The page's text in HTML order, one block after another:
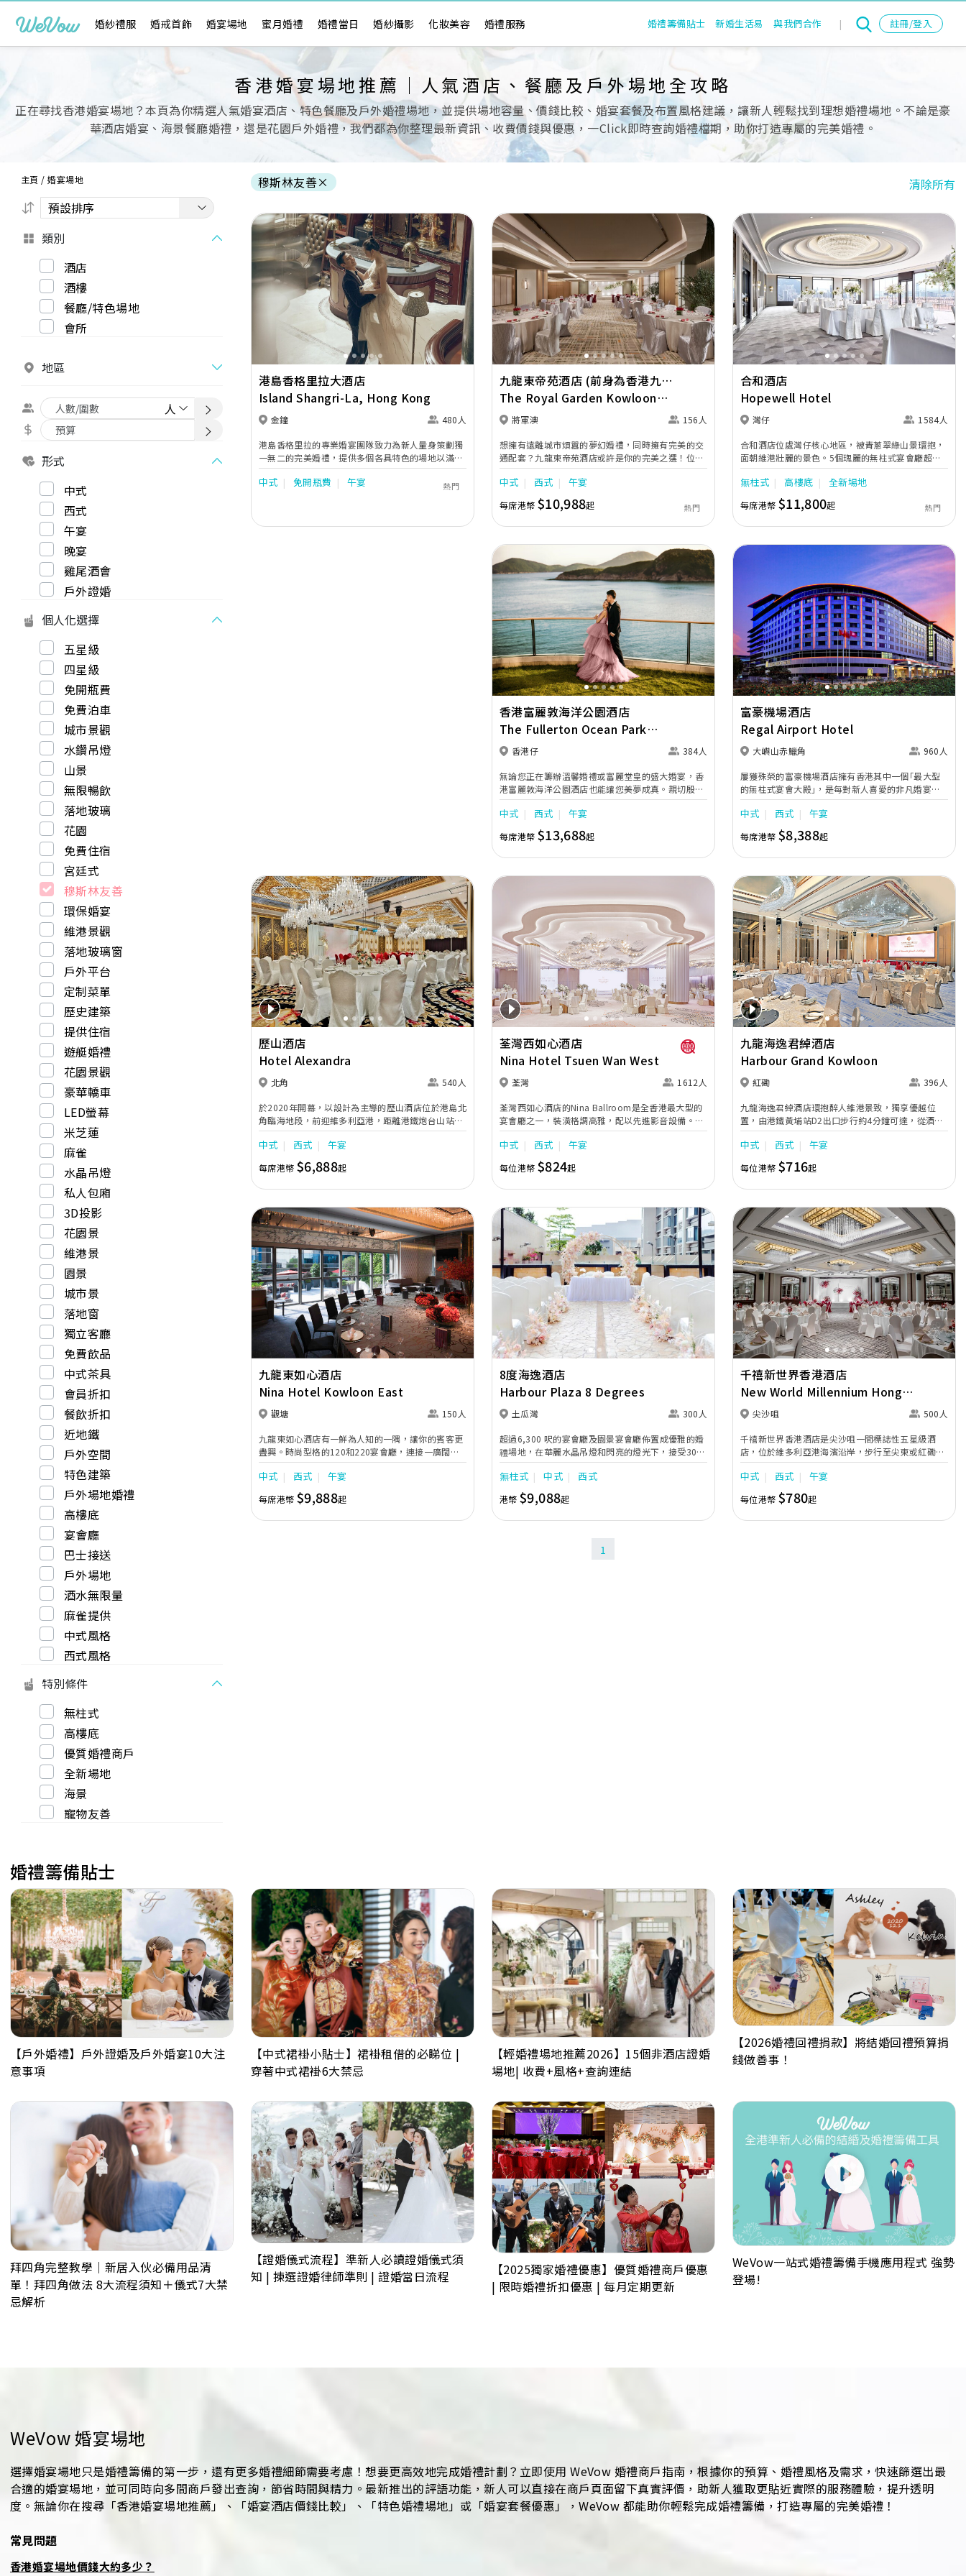
婚紗禮服 婚戒首飾 婚宴場地 蜜月婚禮 婚禮當日 婚紗攝影 化妝美容 婚禮服務 婚禮籌備貼士 新婚生活易 與我們合作 | 註冊/登入
香港婚宴場地推薦｜人氣酒店、餐廳及戶外場地全攻略
正在尋找香港婚宴場地？本頁為你精選人氣婚宴酒店、特色餐廳及戶外婚禮場地，並提供場地容量、價錢比較、婚宴套餐及布置風格建議，讓新人輕鬆找到理想婚禮場地。不論是豪
華酒店婚宴、海景餐廳婚禮，還是花園戶外婚禮，我們都為你整理最新資訊、收費價錢與優惠，一Click即時查詢婚禮檔期，助你打造專屬的完美婚禮。
主頁 /婚宴場地
類別
酒店
酒樓
餐廳/特色場地
會所
地區
形式
中式
西式
午宴
晚宴
雞尾酒會
戶外證婚
個人化選擇
五星級
四星級
免開瓶費
免費泊車
城市景觀
水鑽吊燈
山景
無限暢飲
落地玻璃
花園
免費住宿
宮廷式
穆斯林友善
環保婚宴
維港景觀
落地玻璃窗
戶外平台
定制菜單
歷史建築
提供住宿
遊艇婚禮
花園景觀
豪華轎車
LED螢幕
米芝蓮
麻雀
水晶吊燈
私人包廂
3D投影
花園景
維港景
園景
城市景
落地窗
獨立客廳
免費飲品
中式茶具
會員折扣
餐飲折扣
近地鐵
戶外空間
特色建築
戶外場地婚禮
高樓底
宴會廳
巴士接送
戶外場地
酒水無限量
麻雀提供
中式風格
西式風格
特別條件
無柱式
高樓底
優質婚禮商戶
全新場地
海景
寵物友善
穆斯林友善× 清除所有
Previous Next
港島香格里拉大酒店
Island Shangri-La, Hong Kong
金鐘 480人
港島香格里拉的專業婚宴團隊致力為新人量身策劃獨
一無二的完美婚禮，提供多個各具特色的場地以滿足
不同規模與風格的需求。氣派奢華的「香島殿」配備
水晶吊燈與精緻裝潢，是舉辦盛大婚宴的理想選擇；
供多個別具一格的特色餐廳場地，包括雅致的「茗
中式 免開瓶費 午宴 熱門
Previous Next
九龍東帝苑酒店 (前身為香港九龍
東皇冠假日酒店)
The Royal Garden Kowloon
East (was Crowne Plaza Hong
將軍澳 156人
想擁有遠離城市煩囂的夢幻婚禮，同時擁有完美的交
通配套？九龍東帝苑酒店或許是你的完美之選！位於
港鐵將軍澳站，擁有獨特的圓形露天證婚花園「姻
園」。致力為追求完美的新人全方位，締造一場夢寐
以求、畢生難忘的婚禮，為摰愛親朋帶來全新的甜蜜
驚喜。 愛在「姻園」 「姻園」自成一角，宛如都市
中的綠洲，清新氣息瀰漫。讓新人以青山綠草作見
婚典禮。 寶鑽廳8 典雅精緻的「寶鑽廳」位於酒店二
樓，每處點綴精巧別緻的花卉設計，高貴裝潢盡顯豪
華氣派，加上高採光落地玻璃引入充足自然光線，再
配合廣闊的露天平台，營造出溫馨且愜意舒適的氛
圍，可舉行5至13席，是舉辦中小型婚禮的最佳場
地，讓新人締造浪漫難忘的回憶。
中式 西式 午宴
每席港幣 $10,988起 熱門
Previous Next
合和酒店
Hopewell Hotel
灣仔 1584人
合和酒店位處灣仔核心地區，被青蔥翠綠山景環抱，
面朝維港壯麗的景色。5個瑰麗的無柱式宴會廳超過
70,000平方呎，可容納10至130張圓桌，並提供綠草
如茵的戶外婚宴場地。酒店鄰近灣仔港鐵站，賓客能
輕鬆抵達場地。氣派不凡的合和大禮堂配置高清巨型
LED 屏幕及可讓新人以名貴房車的特別方式進場，為
新人締造雋永難忘的婚禮；內置閃爍水晶吊燈的水晶
廳及珍珠廳的玻璃屋設計盡享天然採光；而位處酒店
最高樓層的峯景匯58可飽覽完全無阻的270 度維港景
致，日夜美景讓您的大日子動人心弦。酒店婚禮策劃
團隊的服務專業貼心，助您無憂籌備至臻完美的婚
宴。不論是舉辦小型喜宴，還是大排筵席，合和酒店
是您編織浪漫回憶的理想囍宴場地之選。
無柱式 高樓底 全新場地
每席港幣 $11,800起 熱門
Previous Next
香港富麗敦海洋公園酒店
The Fullerton Ocean Park
Hotel Hong Kong
香港仔 384人
無論您正在籌辦溫馨婚禮或富麗堂皇的盛大婚宴，香
港富麗敦海洋公園酒店也能讓您美夢成真。親切殷勤
的服務，配合多功能宴會場地以及精心炮製的美食佳
餚，我們專業的婚禮策劃團隊致力為您締造畢生難忘
的富麗敦體驗。 香港富麗敦海洋公園酒店設有 5,600
平方呎的大宴會廳和 4 個室內外多功能場地，分別名
為海閣、泓閣、悅閣及 Giardino，可迎合舉辦大小
宴會廳喜結連理，更可使用其海景前廳迎賓，場地可
器材，更設有大型高清 LED 多功能螢幕牆，定能為準
新人打造一段最珍貴難忘的甜蜜回憶。
中式 西式 午宴
每席港幣 $13,688起
Previous Next
富豪機場酒店
Regal Airport Hotel
大嶼山赤鱲角 960人
屢獲殊榮的富豪機場酒店擁有香港其中一個｢最大型
的無柱式宴會大殿｣，是每對新人喜愛的非凡婚宴場
地之選：超高樓底及多盞大型水晶燈，盡顯堂皇華麗
氣派。宴會大殿可靈活地劃分為大禮堂或三間多功能
宴會廳，場地備有舞臺、特別燈效、投影機、大型內
置高清LED顯示屏幕，以及香港首間酒店推出的270
度3D立體影像投影技術，由囍宴安排以至場地佈置、
有。
中式 西式 午宴
每席港幣 $8,388起
Previous Next
歷山酒店
Hotel Alexandra
北角 540人
於2020年開幕，以設計為主導的歷山酒店位於港島北
角臨海地段，前迎維多利亞港，距離港鐵炮台山站只
需約2分鐘步程。酒店設計將現代格調融入維多利亞
時期的永恆歐式經典，力臻展現個人化服務及貼心設
施的完美結合。
中式 西式 午宴
每席港幣 $6,888起
Previous Next
荃灣西如心酒店
Nina Hotel Tsuen Wan West
荃灣 1612人
荃灣西如心酒店的Nina Ballroom是全香港最大型的
宴會廳之一，裝潢格調高雅，配以先進影音設備。場
地可筵開逾百圍盛宴，亦可按需求分為3個小型宴會
廳，滿足各類型婚宴的需求。同時，位於酒店 41 樓
的天空酒廊 (Sky Lounge) 提供一覽無遺的美景，為
中小型溫馨宴會的不二之選。 酒店另設有3間極致高
雅的新娘房，為新娘提供私密及寬敞的空間，迎接大
程，鄰近多個大型購物商場，位置優越。無論舉行任
何慶典或活動，都能締造真摰動人時刻。
中式 西式 午宴
每位港幣 $824起
Previous Next
九龍海逸君綽酒店
Harbour Grand Kowloon
紅磡 396人
九龍海逸君綽酒店環抱醉人維港景致，獨享優越位
置，由港鐵黃埔站D2出口步行約4分鐘可達，從酒店
乘免費穿梭巴士到尖沙咀只需8分鐘，毗鄰更設有渡
輪碼頭往返北角。酒店的無柱宴會大禮堂最多可筵開
33席；全落地玻璃設計的多功能宴會廳則可容納多達
80位賓客；配上高雅脫俗的雲石樓梯及寬敞的款接大
堂，是締造完美婚禮的不二之選。
中式 西式 午宴
每位港幣 $716起
Previous Next
九龍東如心酒店
Nina Hotel Kowloon East
觀塘 150人
九龍東如心酒店有一鮮為人知的一隅，讓你的賓客更
盡興。時尚型格的120和220宴會廳，連接一廣闊翠
綠的戶外平台，賓客可自在寫意地享受這開揚空間。
中式 西式 午宴
每席港幣 $9,888起
Previous Next
8度海逸酒店
Harbour Plaza 8 Degrees
土瓜灣 300人
超過6,300 呎的宴會廳及園景宴會廳佈置成優雅的婚
禮場地，在華麗水晶吊燈和閃亮的燈光下，接受300
名賓客之祝福。無柱式園景宴會廳毗鄰戶外花園和怡
人的游泳池，可容納多達100名賓客，締造理想婚
禮。置身清雅的花園茶座，舉行充滿園林風光的戶外
證婚典禮，讓賓客作幸福見證。酒店更有設備完善的
出門套房，提供一站式貼心服務。
無柱式 中式 西式
港幣$9,088起
Previous Next
千禧新世界香港酒店
New World Millennium Hong
Kong Hotel
尖沙咀 500人
千禧新世界香港酒店是尖沙咀一間標誌性五星級酒
店，位於維多利亞港海濱沿岸，步行至尖東或紅磡港
鐵站分別只需 5 分鐘，地理位置優越。酒店設多個宴
會活動場地，包括一個呈扇形、採用無柱式設計、可
筳開 32席的大宴會廳，以及 9間不同大小的宴會廳。
所有場地寛敞實用，並可靈活組合，且配備完善的視
聽設備以及免費無線網絡，舉辦小型或盛大婚宴皆
中式 西式 午宴
每位港幣 $780起
1
婚禮籌備貼士
【戶外婚禮】戶外證婚及戶外婚宴10大注
意事項
【中式裙褂小貼士】裙褂租借的必睇位 |
穿著中式裙褂6大禁忌
【輕婚禮場地推薦2026】15個非酒店證婚
場地| 收費+風格+查詢連結
【2026婚禮回禮捐款】將結婚回禮預算捐
錢做善事！
拜四角完整教學｜新居入伙必備用品清
單！拜四角做法 8大流程須知＋儀式7大禁
忌解析
【證婚儀式流程】準新人必讀證婚儀式須
知 | 揀選證婚律師準則 | 證婚當日流程
【2025獨家婚禮優惠】優質婚禮商戶優惠
| 限時婚禮折扣優惠 | 每月定期更新
WeVow一站式婚禮籌備手機應用程式 強勢
登場!
WeVow 婚宴場地
選擇婚宴場地只是婚禮籌備的第一步，還有更多婚禮細節需要考慮！想要更高效地完成婚禮計劃？立即使用 WeVow 婚禮商戶指南，根據你的預算、婚禮風格及需求，快速篩選出最
合適的婚宴場地，並可同時向多間商戶發出查詢，節省時間與精力。最新推出的評語功能，新人可以直接在商戶頁面留下真實評價，助新人獲取更貼近實際的服務體驗，提升透明
度。無論你在搜尋「香港婚宴場地推薦」、「婚宴酒店價錢比較」、「特色婚禮場地」或「婚宴套餐優惠」，WeVow 都能助你輕鬆完成婚禮籌備，打造專屬的完美婚禮！
常見問題
香港婚宴場地價錢大約多少？